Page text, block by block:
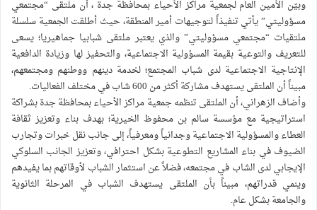
وبيّن الأمين العام لجمعية مراكز الأحياء بمحافظة جدة ، أن ملتقى “مجتمعي
مسؤوليتي” يأتي تنفيذاً لتوجيهات أمير المنطقة، حيث أطلقت الجمعية سلسلة
ملتقيات “مجتمعي مسؤوليتي” والذي يعتبر ملتقى شبابيا جماهيريا؛ يسعى
للتعريف والتوعية بقيمة المسؤولية الاجتماعية، والتحفيز لها وزيادة الدافعية
الإنتاجية الاجتماعية لدى شباب المجتمع؛ لخدمة دينهم ووطنهم ومجتمعهم،
مبيناً أن الملتقى يستهدف مشاركة أكثر من 600 شاب في مختلف الفعاليات.
وأضاف الزهراني، أن الملتقى تنظمه جمعية مراكز الأحياء بمحافظة جدة بشراكة
استراتيجية مع مؤسسة سالم بن محفوظ الخيرية؛ بهدف بناء وتعزيز ثقافة
العطاء والمسؤولية الاجتماعية وجدانياً ومعرفياً، إلى جانب نقل خبرات وتجارب
الضيوف في بناء المشاريع التطوعية بشكل احترافي، وتعزيز الجانب السلوكي
الإيجابي لدى الشاب في مجتمعه، فضلاً عن استثمار الشباب لأوقاتهم بما يفيدهم
وينمي قدراتهم، مبيناً بأن الملتقى يستهدف الشباب في المرحلة الثانوية
والجامعة بشكل عام.